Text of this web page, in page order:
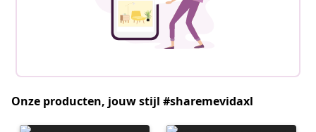
Onze producten, jouw stijl #sharemevidaxl